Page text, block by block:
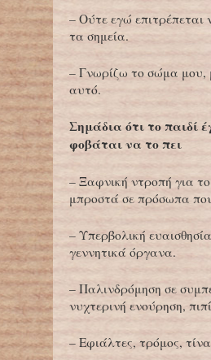
– Ούτε εγώ
τα σημεία.
– Γνωρίζω το σώμα μου,
αυτό.
Σημάδια ότι το παιδί
φοβάται να το πει
– Ξαφνική ντροπή για
μπροστά σε πρόσωπα
– Υπερβολική
γεννητικά όργανα.
– Παλινδρόμηση σε
νυχτερινή ενούρηση,
– Εφιάλτες, τρόμος,